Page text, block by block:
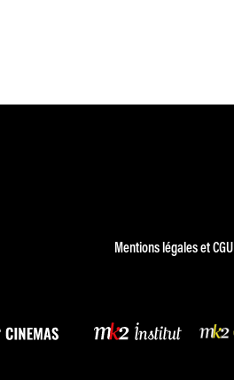
Mentions légales et CGU